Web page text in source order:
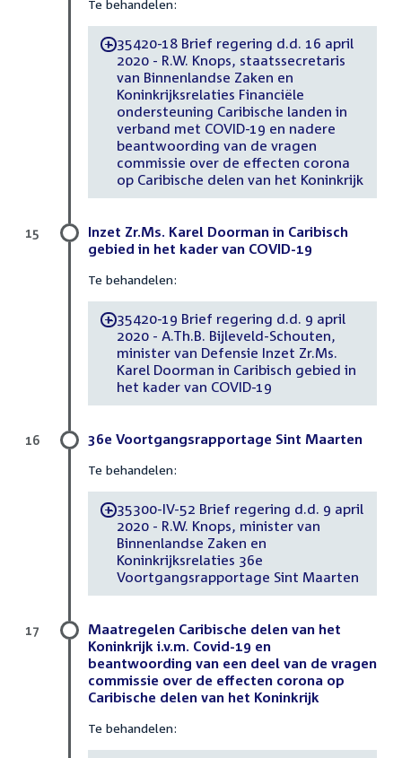
Te behandelen:
-35420-18 Brief regering d.d. 16 april
2020 - R.W. Knops, staatssecretaris
van Binnenlandse Zaken en
Koninkrijksrelaties Financiële
ondersteuning Caribische landen in
verband met COVID-19 en nadere
beantwoording van de vragen
commissie over de effecten corona
op Caribische delen van het Koninkrijk
Inzet Zr.Ms. Karel Doorman in Caribisch
gebied in het kader van COVID-19
Te behandelen:
-35420-19 Brief regering d.d. 9 april
2020 - A.Th.B. Bijleveld-Schouten,
minister van Defensie Inzet Zr.Ms.
Karel Doorman in Caribisch gebied in
het kader van COVID-19
15
36e Voortgangsrapportage Sint Maarten
Te behandelen:
-35300-IV-52 Brief regering d.d. 9 april
2020 - R.W. Knops, minister van
Binnenlandse Zaken en
Koninkrijksrelaties 36e
Voortgangsrapportage Sint Maarten
16
Maatregelen Caribische delen van het
Koninkrijk i.v.m. Covid-19 en
beantwoording van een deel van de vragen
commissie over de effecten corona op
Caribische delen van het Koninkrijk
Te behandelen:
17